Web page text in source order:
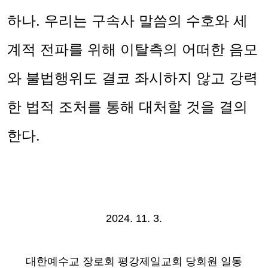
하나. 우리는 구속사 말씀의 수호와 세
계적 전파를 위해 이탈측의 어떠한 음모
와 불법행위도 결코 좌시하지 않고 강력
한 법적 조처를 통해 대처할 것을 결의
한다.
2024. 11. 3.
대한예수교 장로회 평강제일교회 당회원 일동